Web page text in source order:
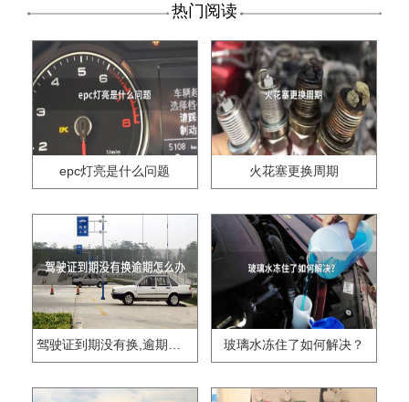
热门阅读
epc灯亮是什么问题 火花塞更换周期
驾驶证到期没有换,逾期怎么办?? 玻璃水冻住了如何解决？